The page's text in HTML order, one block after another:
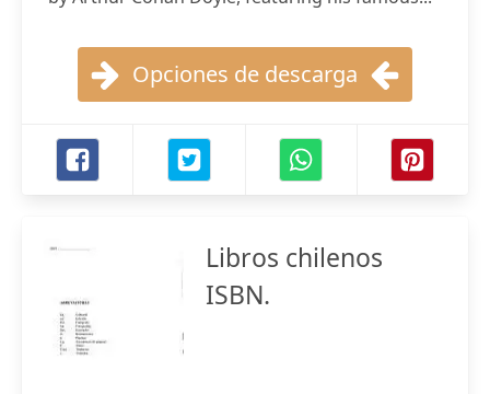
Opciones de descarga
Libros chilenos
ISBN.